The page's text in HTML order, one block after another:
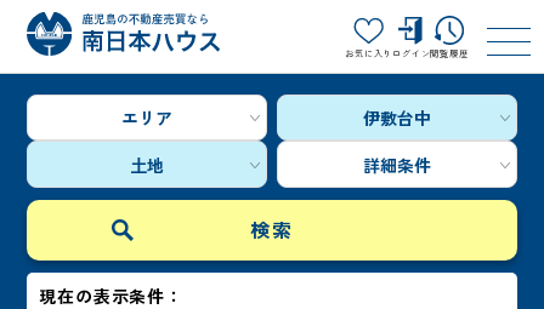
お気に入り ログイン閲覧履歴
エリア
伊敷台中
土地
詳細条件
現在の表示条件：